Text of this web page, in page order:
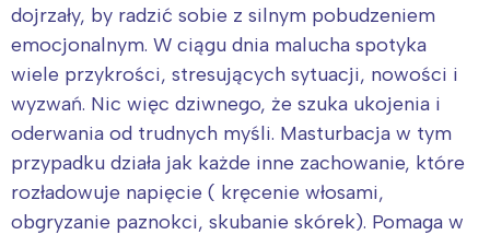
dojrzały, by radzić sobie z silnym pobudzeniem
emocjonalnym. W ciągu dnia malucha spotyka
wiele przykrości, stresujących sytuacji, nowości i
wyzwań. Nic więc dziwnego, że szuka ukojenia i
oderwania od trudnych myśli. Masturbacja w tym
przypadku działa jak każde inne zachowanie, które
rozładowuje napięcie ( kręcenie włosami,
obgryzanie paznokci, skubanie skórek). Pomaga w